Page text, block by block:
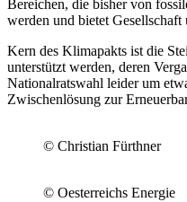
Bereichen, die bisher von
werden und bietet
Kern des Klimapakts ist die
unterstützt werden, deren
Nationalratswahl leider um
Zwischenlösung zur
© Christian Fürthner
© Oesterreichs Energie